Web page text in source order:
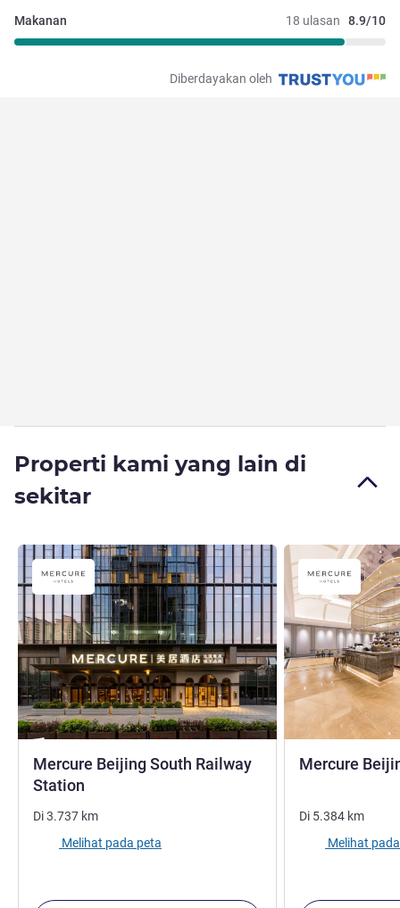
18 ulasan 8.9/10
Makanan
Diberdayakan oleh
Properti kami yang lain di
sekitar
Mercure Beijing South Railway
Station
Di3.737 km
Melihat pada peta
Mercure
Di 5.384 km
Melihat